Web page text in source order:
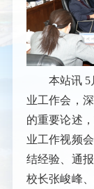
本站讯 5
业工作会，
的重要论述
业工作视频
结经验、通
校长张峻峰